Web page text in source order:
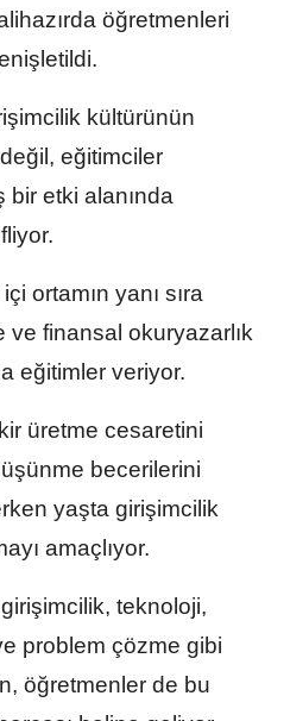
öğretmenleri
kültürünün
eğitimciler
bir etki alanında
ortamın yanı sıra
ve finansal okuryazarlık
eğitimler veriyor.
üretme cesaretini
becerilerini
yaşta girişimcilik
amaçlıyor.
teknoloji,
problem çözme gibi
öğretmenler de bu